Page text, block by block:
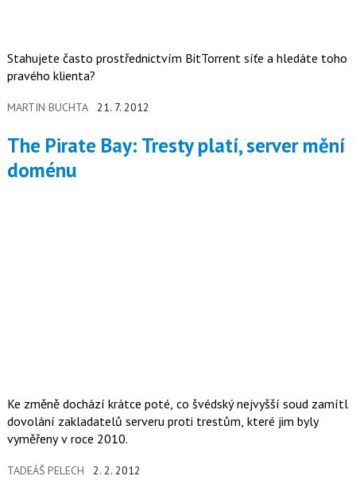
Stahujete často prostřednictvím BitTorrent síťe a hledáte toho
pravého klienta?
MARTIN BUCHTA 21. 7. 2012
The Pirate Bay: Tresty platí, server mění
doménu
Ke změně dochází krátce poté, co švédský nejvyšší soud zamítl
dovolání zakladatelů serveru proti trestům, které jim byly
vyměřeny v roce 2010.
TADEÁŠ PELECH 2. 2. 2012